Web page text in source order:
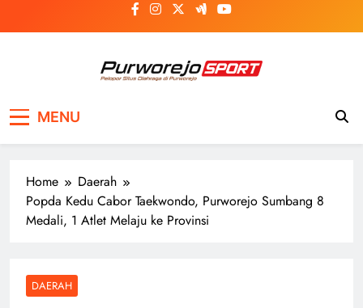
to
MENU
Home
Daerah
Popda Kedu Cabor Taekwondo, Purworejo Sumbang 8
Medali, 1 Atlet Melaju ke Provinsi
DAERAH